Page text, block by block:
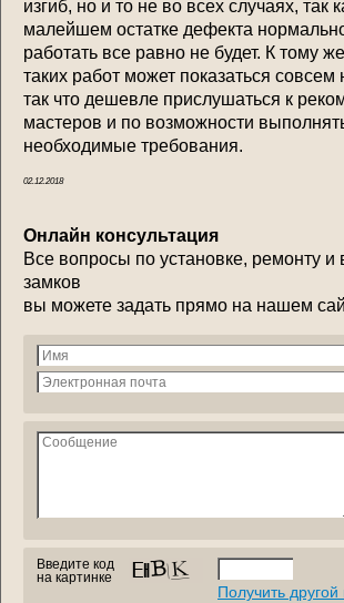
изгиб, но и то не во всех случаях, так
малейшем остатке дефекта
работать все равно не будет. К тому
таких работ может показаться
так что дешевле прислушаться к
мастеров и по возможности
необходимые требования.
02.12.2018
Онлайн консультация
Все вопросы по установке, ремонту и
замков
вы можете задать прямо на нашем
Введите код
на картинке
Получить другой